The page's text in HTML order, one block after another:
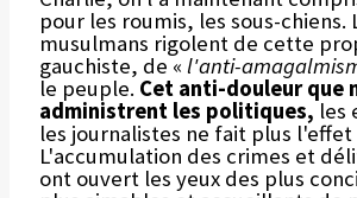
pour les roumis, les sous-chiens.
musulmans rigolent de cette
gauchiste, de « l'anti-
le peuple. Cet anti-douleur que
administrent les politiques, les
les journalistes ne fait plus
L'accumulation des crimes et
ont ouvert les yeux des plus